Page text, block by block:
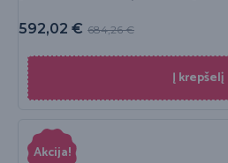
684,26€
592,02 €
Į krepšelį
Akcija!